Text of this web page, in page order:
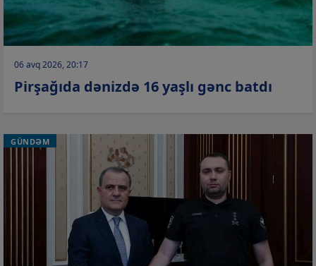
06 avq 2026, 20:17
Pirşağıda dənizdə 16 yaşlı gənc batdı
GÜNDƏM